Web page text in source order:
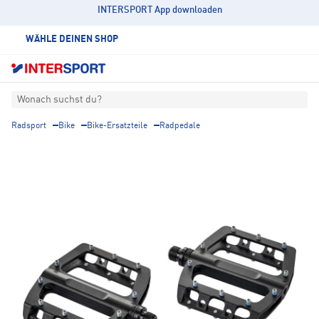
INTERSPORT App downloaden
WÄHLE DEINEN SHOP
Wonach suchst du?
Radsport Bike Bike-Ersatzteile Radpedale